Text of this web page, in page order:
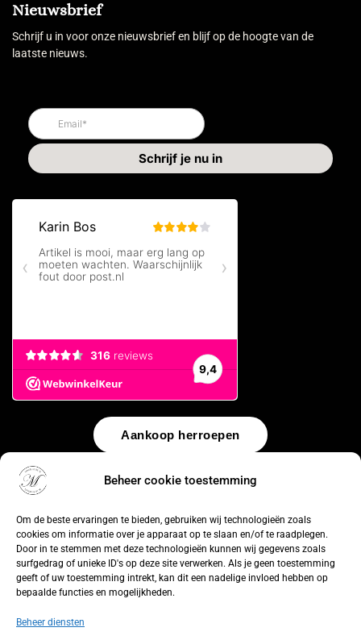
Beheer cookie toestemming
Om de beste ervaringen te bieden, gebruiken wij technologieën zoals
cookies om informatie over je apparaat op te slaan en/of te raadplegen.
Door in te stemmen met deze technologieën kunnen wij gegevens zoals
surfgedrag of unieke ID's op deze site verwerken. Als je geen toestemming
geeft of uw toestemming intrekt, kan dit een nadelige invloed hebben op
bepaalde functies en mogelijkheden.
Beheer diensten
Nieuwsbrief
Schrijf u in voor onze nieuwsbrief en blijf op de hoogte van de
laatste nieuws.
Aankoop herroepen
© 2026 by WebUnlimited–Algemene voorwaarden